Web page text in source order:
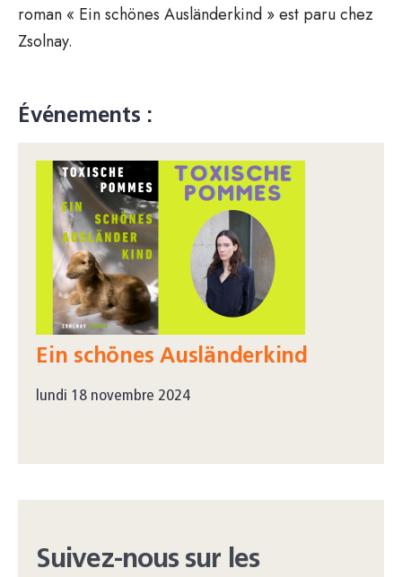
roman « Ein schönes Ausländerkind » est paru chez
Zsolnay.
Événements :
Ein schönes Ausländerkind
lundi 18 novembre 2024
Suivez-nous sur les